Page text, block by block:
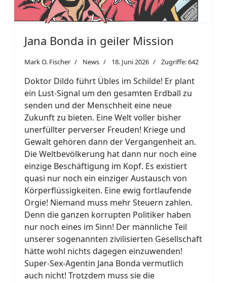
Jana Bonda in geiler Mission
Mark O. Fischer News 18. Juni 2026 Zugriffe: 642
Doktor Dildo führt Übles im Schilde! Er plant
ein Lust-Signal um den gesamten Erdball zu
senden und der Menschheit eine neue
Zukunft zu bieten. Eine Welt voller bisher
unerfüllter perverser Freuden! Kriege und
Gewalt gehören dann der Vergangenheit an.
Die Weltbevölkerung hat dann nur noch eine
einzige Beschäftigung im Kopf. Es existiert
quasi nur noch ein einziger Austausch von
Körperflüssigkeiten. Eine ewig fortlaufende
Orgie! Niemand muss mehr Steuern zahlen.
Denn die ganzen korrupten Politiker haben
nur noch eines im Sinn! Der männliche Teil
unserer sogenannten zivilisierten Gesellschaft
hätte wohl nichts dagegen einzuwenden!
Super-Sex-Agentin Jana Bonda vermutlich
auch nicht! Trotzdem muss sie die